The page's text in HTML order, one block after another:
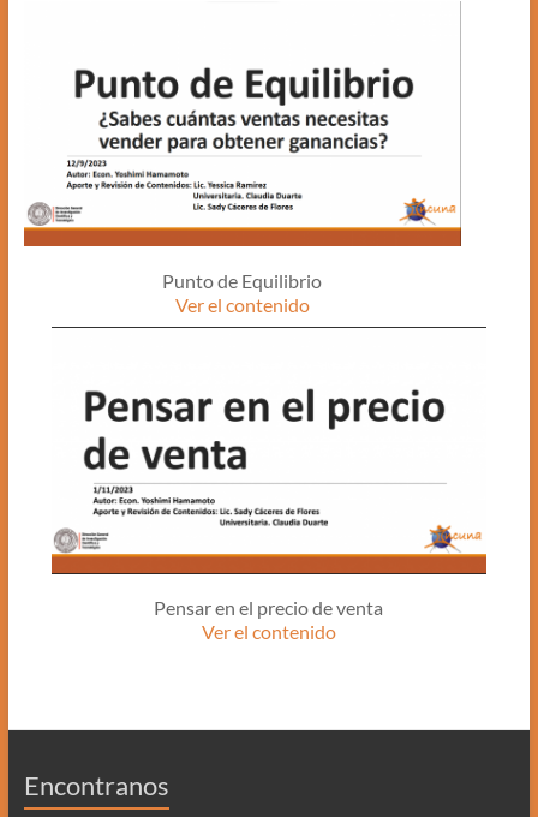
Punto de Equilibrio
Ver el contenido
Pensar en el precio de venta
Ver el contenido
Encontranos